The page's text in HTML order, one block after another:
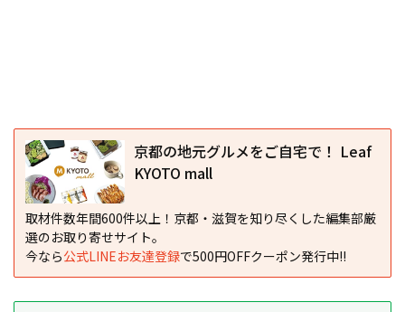
京都の地元グルメをご自宅で！ Leaf
KYOTO mall
取材件数年間600件以上！京都・滋賀を知り尽くした編集部厳
選のお取り寄せサイト。
今なら公式LINEお友達登録で500円OFFクーポン発行中!!